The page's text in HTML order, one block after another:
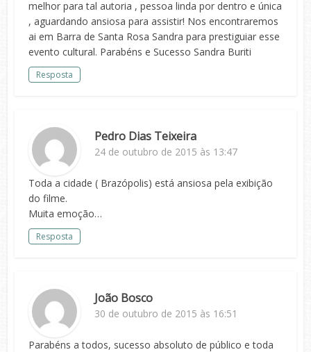
melhor para tal autoria , pessoa linda por dentro e única
, aguardando ansiosa para assistir! Nos encontraremos
ai em Barra de Santa Rosa Sandra para prestiguiar esse
evento cultural. Parabéns e Sucesso Sandra Buriti
Resposta
Pedro Dias Teixeira
24 de outubro de 2015 às 13:47
Toda a cidade ( Brazópolis) está ansiosa pela exibição
do filme.
Muita emoção…
Resposta
João Bosco
30 de outubro de 2015 às 16:51
Parabéns a todos, sucesso absoluto de público e toda